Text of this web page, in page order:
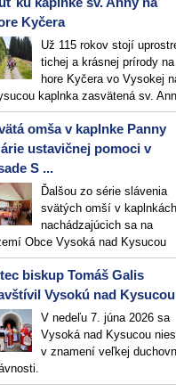
Kyčera
Už 115 rokov stojí
tichej a krásnej prírody na
hore Kyčera vo Vysokej
kaplnka zasvätená sv.
omša v kaplnke Panny
ustavičnej pomoci v
S ...
Ďalšou zo série slávenia
svätých omší v kaplnkách
nachádzajúcich sa na
Obce Vysoká nad Kysucou
biskup Tomáš Galis
Vysokú nad Kysucou
V nedeľu 7. júna 2026 sa
Vysoká nad Kysucou
v znamení veľkej